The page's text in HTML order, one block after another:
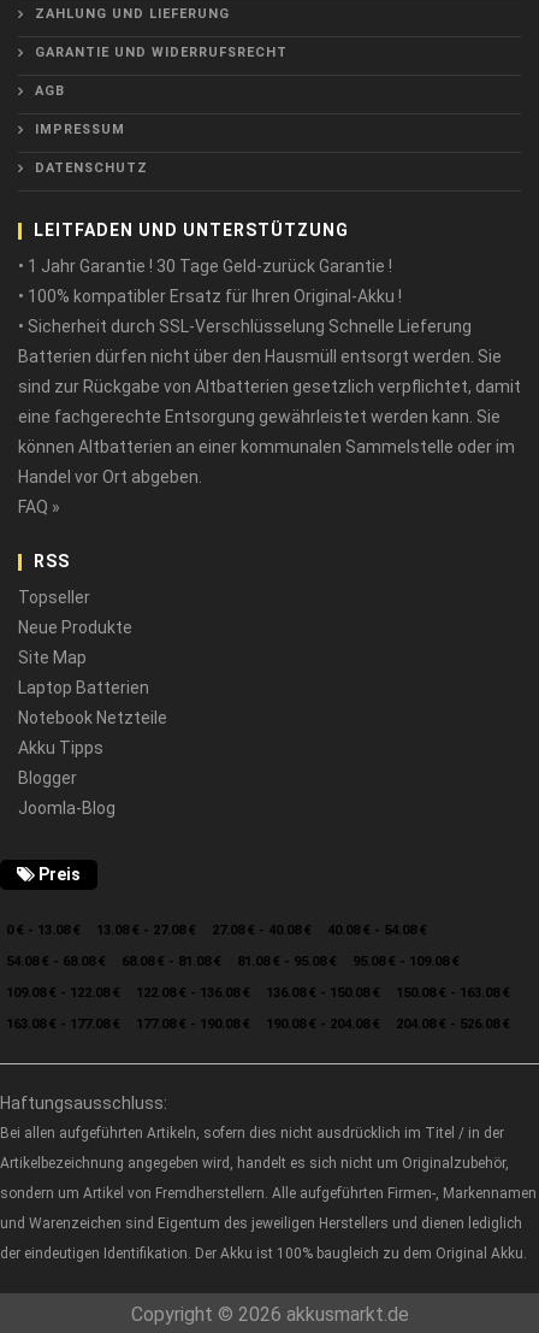
ZAHLUNG UND LIEFERUNG
GARANTIE UND WIDERRUFSRECHT
AGB
IMPRESSUM
DATENSCHUTZ
LEITFADEN UND UNTERSTÜTZUNG
• 1 Jahr Garantie ! 30 Tage Geld-zurück Garantie !
• 100% kompatibler Ersatz für Ihren Original-Akku !
• Sicherheit durch SSL-Verschlüsselung Schnelle Lieferung
Batterien dürfen nicht über den Hausmüll entsorgt werden. Sie
sind zur Rückgabe von Altbatterien gesetzlich verpflichtet, damit
eine fachgerechte Entsorgung gewährleistet werden kann. Sie
können Altbatterien an einer kommunalen Sammelstelle oder im
Handel vor Ort abgeben.
FAQ »
RSS
Topseller
Neue Produkte
Site Map
Laptop Batterien
Notebook Netzteile
Akku Tipps
Blogger
Joomla-Blog
Preis
0 € - 13.08 € 13.08 € - 27.08 € 27.08 € - 40.08 €
40.08 € - 54.08 €
54.08 € - 68.08 €
68.08 € - 81.08 € 81.08 € - 95.08 €
95.08 € - 109.08 €
109.08 € - 122.08 €
122.08 € - 136.08 € 136.08 € - 150.08 €
150.08 € - 163.08 €
163.08 € - 177.08 €
177.08 € - 190.08 € 190.08 € - 204.08 € 204.08 € - 526.08 €
Haftungsausschluss:
Bei allen aufgeführten Artikeln, sofern dies nicht ausdrücklich im Titel / in der
Artikelbezeichnung angegeben wird, handelt es sich nicht um Originalzubehör,
sondern um Artikel von Fremdherstellern. Alle aufgeführten Firmen-, Markennamen
und Warenzeichen sind Eigentum des jeweiligen Herstellers und dienen lediglich
der eindeutigen Identifikation. Der Akku ist 100% baugleich zu dem Original Akku.
Copyright © 2026 akkusmarkt.de